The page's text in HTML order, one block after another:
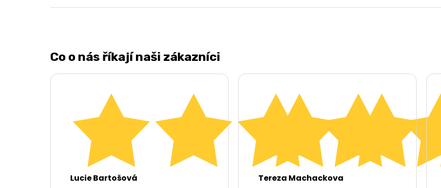
Co o nás říkají naši zákazníci
Lucie Bartošová Tereza Machackova